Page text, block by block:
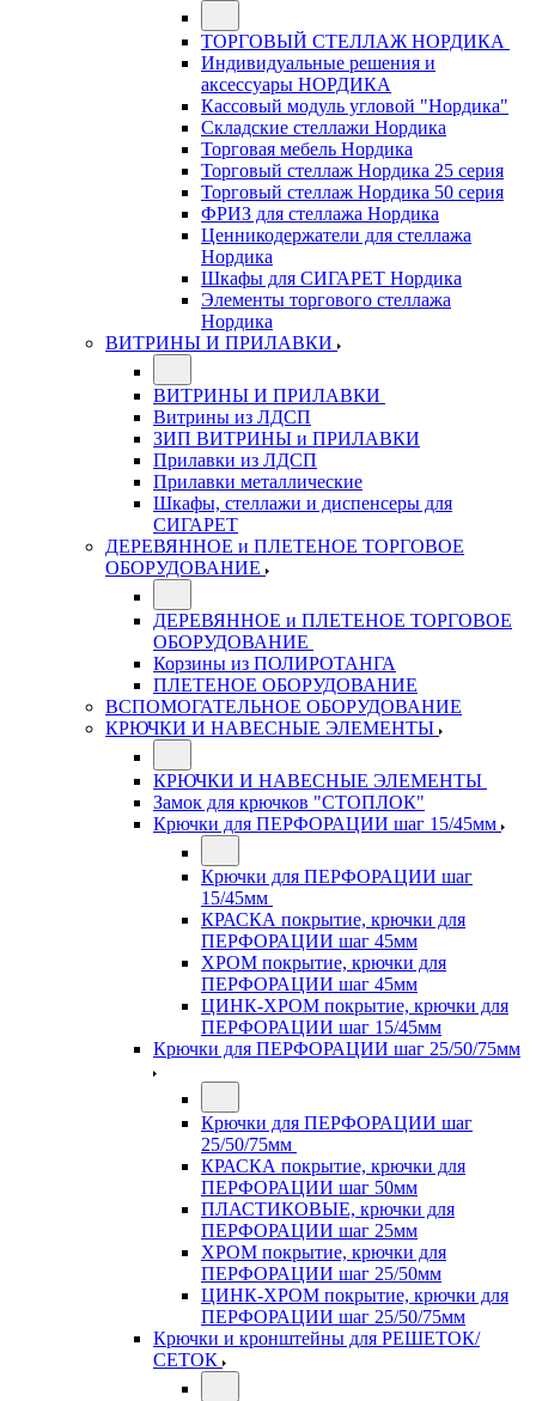
ТОРГОВЫЙ СТЕЛЛАЖ НОРДИКА
Индивидуальные решения и
аксессуары НОРДИКА
Кассовый модуль угловой "Нордика"
Складские стеллажи Нордика
Торговая мебель Нордика
Торговый стеллаж Нордика 25 серия
Торговый стеллаж Нордика 50 серия
ФРИЗ для стеллажа Нордика
Ценникодержатели для стеллажа
Нордика
Шкафы для СИГАРЕТ Нордика
Элементы торгового стеллажа
Нордика
ВИТРИНЫ И ПРИЛАВКИ
ВИТРИНЫ И ПРИЛАВКИ
Витрины из ЛДСП
ЗИП ВИТРИНЫ и ПРИЛАВКИ
Прилавки из ЛДСП
Прилавки металлические
Шкафы, стеллажи и диспенсеры для
СИГАРЕТ
ДЕРЕВЯННОЕ и ПЛЕТЕНОЕ ТОРГОВОЕ
ОБОРУДОВАНИЕ
ДЕРЕВЯННОЕ и ПЛЕТЕНОЕ ТОРГОВОЕ
ОБОРУДОВАНИЕ
Корзины из ПОЛИРОТАНГА
ПЛЕТЕНОЕ ОБОРУДОВАНИЕ
ВСПОМОГАТЕЛЬНОЕ ОБОРУДОВАНИЕ
КРЮЧКИ И НАВЕСНЫЕ ЭЛЕМЕНТЫ
КРЮЧКИ И НАВЕСНЫЕ ЭЛЕМЕНТЫ
Замок для крючков "СТОПЛОК"
Крючки для ПЕРФОРАЦИИ шаг 15/45мм
Крючки для ПЕРФОРАЦИИ шаг
15/45мм
КРАСКА покрытие, крючки для
ПЕРФОРАЦИИ шаг 45мм
ХРОМ покрытие, крючки для
ПЕРФОРАЦИИ шаг 45мм
ЦИНК-ХРОМ покрытие, крючки для
ПЕРФОРАЦИИ шаг 15/45мм
Крючки для ПЕРФОРАЦИИ шаг 25/50/75мм
Крючки для ПЕРФОРАЦИИ шаг
25/50/75мм
КРАСКА покрытие, крючки для
ПЕРФОРАЦИИ шаг 50мм
ПЛАСТИКОВЫЕ, крючки для
ПЕРФОРАЦИИ шаг 25мм
ХРОМ покрытие, крючки для
ПЕРФОРАЦИИ шаг 25/50мм
ЦИНК-ХРОМ покрытие, крючки для
ПЕРФОРАЦИИ шаг 25/50/75мм
Крючки и кронштейны для РЕШЕТОК/
СЕТОК